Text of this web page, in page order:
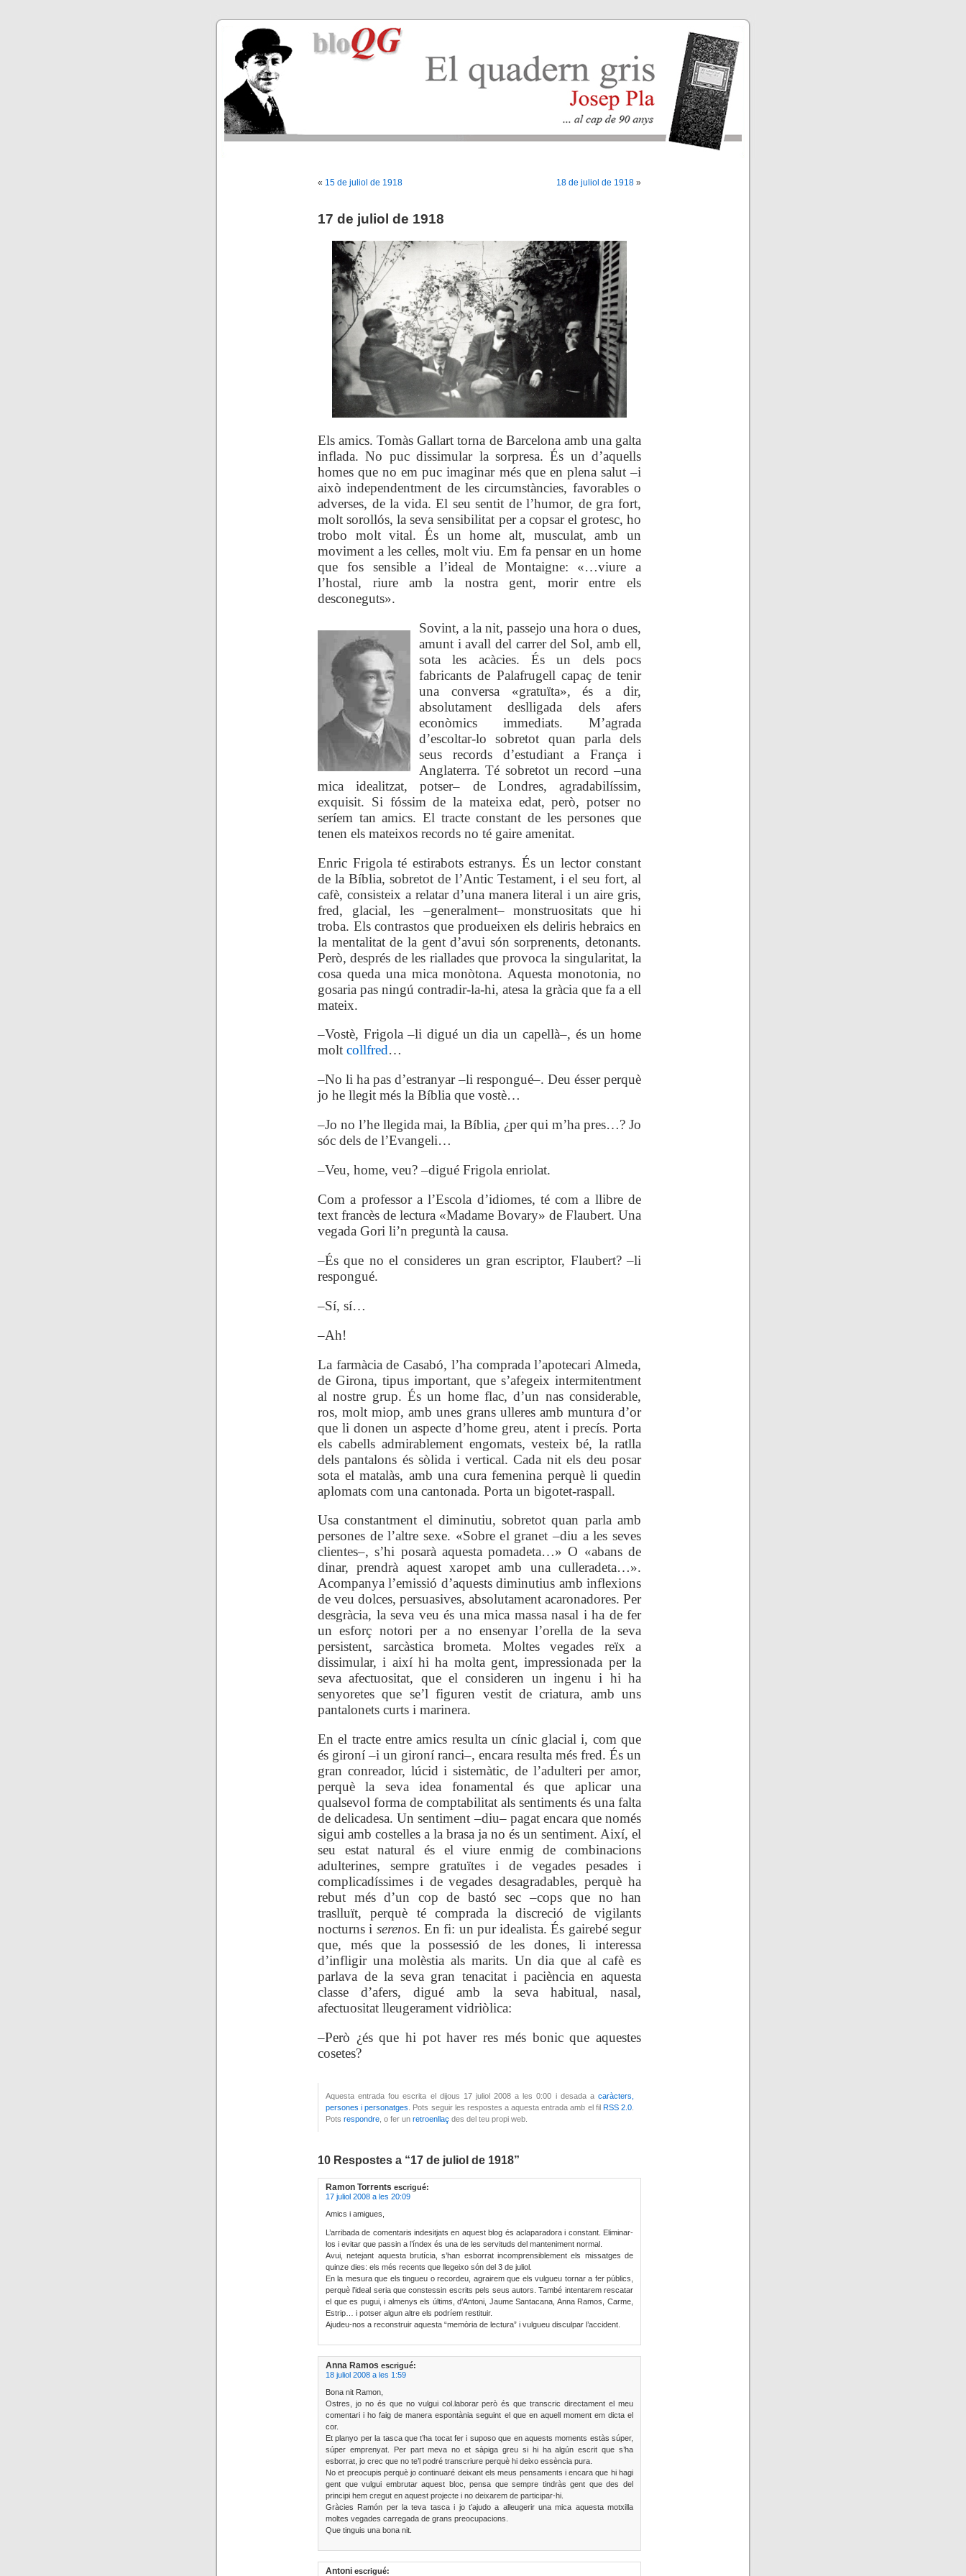
« 15 de juliol de 1918 18 de juliol de 1918 »
17 de juliol de 1918
Els amics. Tomàs Gallart torna de Barcelona amb una galta
inflada. No puc dissimular la sorpresa. És un d’aquells
homes que no em puc imaginar més que en plena salut –i
això independentment de les circumstàncies, favorables o
adverses, de la vida. El seu sentit de l’humor, de gra fort,
molt sorollós, la seva sensibilitat per a copsar el grotesc, ho
trobo molt vital. És un home alt, musculat, amb un
moviment a les celles, molt viu. Em fa pensar en un home
que fos sensible a l’ideal de Montaigne: «…viure a
l’hostal, riure amb la nostra gent, morir entre els
desconeguts».
Sovint, a la nit, passejo una hora o dues,
amunt i avall del carrer del Sol, amb ell,
sota les acàcies. És un dels pocs
fabricants de Palafrugell capaç de tenir
una conversa «gratuïta», és a dir,
absolutament deslligada dels afers
econòmics immediats. M’agrada
d’escoltar-lo sobretot quan parla dels
seus records d’estudiant a França i
Anglaterra. Té sobretot un record –una
mica idealitzat, potser– de Londres, agradabilíssim,
exquisit. Si fóssim de la mateixa edat, però, potser no
seríem tan amics. El tracte constant de les persones que
tenen els mateixos records no té gaire amenitat.
Enric Frigola té estirabots estranys. És un lector constant
de la Bíblia, sobretot de l’Antic Testament, i el seu fort, al
cafè, consisteix a relatar d’una manera literal i un aire gris,
fred, glacial, les –generalment– monstruositats que hi
troba. Els contrastos que produeixen els deliris hebraics en
la mentalitat de la gent d’avui són sorprenents, detonants.
Però, després de les riallades que provoca la singularitat, la
cosa queda una mica monòtona. Aquesta monotonia, no
gosaria pas ningú contradir-la-hi, atesa la gràcia que fa a ell
mateix.
–Vostè, Frigola –li digué un dia un capellà–, és un home
molt collfred…
–No li ha pas d’estranyar –li respongué–. Deu ésser perquè
jo he llegit més la Bíblia que vostè…
–Jo no l’he llegida mai, la Bíblia, ¿per qui m’ha pres…? Jo
sóc dels de l’Evangeli…
–Veu, home, veu? –digué Frigola enriolat.
Com a professor a l’Escola d’idiomes, té com a llibre de
text francès de lectura «Madame Bovary» de Flaubert. Una
vegada Gori li’n preguntà la causa.
–És que no el consideres un gran escriptor, Flaubert? –li
respongué.
–Sí, sí…
–Ah!
La farmàcia de Casabó, l’ha comprada l’apotecari Almeda,
de Girona, tipus important, que s’afegeix intermitentment
al nostre grup. És un home flac, d’un nas considerable,
ros, molt miop, amb unes grans ulleres amb muntura d’or
que li donen un aspecte d’home greu, atent i precís. Porta
els cabells admirablement engomats, vesteix bé, la ratlla
dels pantalons és sòlida i vertical. Cada nit els deu posar
sota el matalàs, amb una cura femenina perquè li quedin
aplomats com una cantonada. Porta un bigotet-raspall.
Usa constantment el diminutiu, sobretot quan parla amb
persones de l’altre sexe. «Sobre el granet –diu a les seves
clientes–, s’hi posarà aquesta pomadeta…» O «abans de
dinar, prendrà aquest xaropet amb una culleradeta…».
Acompanya l’emissió d’aquests diminutius amb inflexions
de veu dolces, persuasives, absolutament acaronadores. Per
desgràcia, la seva veu és una mica massa nasal i ha de fer
un esforç notori per a no ensenyar l’orella de la seva
persistent, sarcàstica brometa. Moltes vegades reïx a
dissimular, i així hi ha molta gent, impressionada per la
seva afectuositat, que el consideren un ingenu i hi ha
senyoretes que se’l figuren vestit de criatura, amb uns
pantalonets curts i marinera.
En el tracte entre amics resulta un cínic glacial i, com que
és gironí –i un gironí ranci–, encara resulta més fred. És un
gran conreador, lúcid i sistemàtic, de l’adulteri per amor,
perquè la seva idea fonamental és que aplicar una
qualsevol forma de comptabilitat als sentiments és una falta
de delicadesa. Un sentiment –diu– pagat encara que només
sigui amb costelles a la brasa ja no és un sentiment. Així, el
seu estat natural és el viure enmig de combinacions
adulterines, sempre gratuïtes i de vegades pesades i
complicadíssimes i de vegades desagradables, perquè ha
rebut més d’un cop de bastó sec –cops que no han
traslluït, perquè té comprada la discreció de vigilants
nocturns i serenos. En fi: un pur idealista. És gairebé segur
que, més que la possessió de les dones, li interessa
d’infligir una molèstia als marits. Un dia que al cafè es
parlava de la seva gran tenacitat i paciència en aquesta
classe d’afers, digué amb la seva habitual, nasal,
afectuositat lleugerament vidriòlica:
–Però ¿és que hi pot haver res més bonic que aquestes
cosetes?
Aquesta entrada fou escrita el dijous 17 juliol 2008 a les 0:00 i desada a caràcters,
persones i personatges
. Pots seguir les respostes a aquesta entrada amb el fil RSS 2.0
Pots respondre , o fer un retroenllaç des del teu propi web.
10 Respostes a “17 de juliol de 1918”
Ramon Torrents escrigué:
17 juliol 2008 a les 20:09
Amics i amigues,
L’arribada de comentaris indesitjats en aquest blog és aclaparadora i constant. Eliminar-
los i evitar que passin a l’índex és una de les servituds del manteniment normal.
Avui, netejant aquesta brutícia, s’han esborrat incomprensiblement els missatges de
quinze dies: els més recents que llegeixo són del 3 de juliol.
En la mesura que els tingueu o recordeu, agrairem que els vulgueu tornar a fer públics,
perquè l’ideal seria que constessin escrits pels seus autors. També intentarem rescatar
el que es pugui, i almenys els últims, d’Antoni, Jaume Santacana, Anna Ramos, Carme,
Estrip… i potser algun altre els podríem restituir.
Ajudeu-nos a reconstruir aquesta “memòria de lectura” i vulgueu disculpar l’accident.
Anna Ramos escrigué:
18 juliol 2008 a les 1:59
Bona nit Ramon,
Ostres, jo no és que no vulgui col.laborar però és que transcric directament el meu
comentari i ho faig de manera espontània seguint el que en aquell moment em dicta el
cor.
Et planyo per la tasca que t’ha tocat fer i suposo que en aquests moments estàs súper,
súper emprenyat. Per part meva no et sàpiga greu si hi ha algún escrit que s’ha
esborrat, jo crec que no te’l podré transcriure perquè hi deixo essència pura.
No et preocupis perquè jo continuaré deixant els meus pensaments i encara que hi hagi
gent que vulgui embrutar aquest bloc, pensa que sempre tindràs gent que des del
principi hem cregut en aquest projecte i no deixarem de participar-hi.
Gràcies Ramón per la teva tasca i jo t’ajudo a alleugerir una mica aquesta motxilla
moltes vegades carregada de grans preocupacions.
Que tinguis una bona nit.
Antoni escrigué: